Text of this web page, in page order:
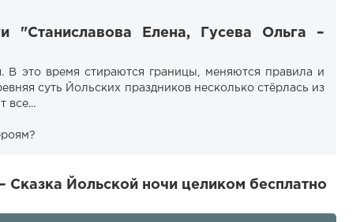
"Станиславова Елена, Гусева Ольга –
В это время стираются границы, меняются правила и
суть Йольских праздников несколько стёрлась из
все...
Сказка Йольской ночи целиком бесплатно